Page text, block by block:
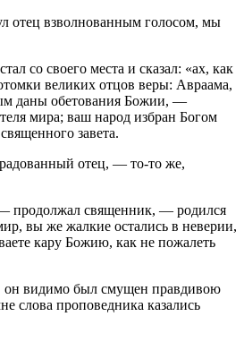
отец взволнованным голосом, мы
со своего места и сказал: «ах, как
великих отцов веры: Авраама,
даны обетования Божии, —
мира; ваш народ избран Богом
завета.
отец, — то-то же,
продолжал священник, — родился
вы же жалкие остались в неверии,
кару Божию, как не пожалеть
он видимо был смущен правдивою
слова проповедника казались